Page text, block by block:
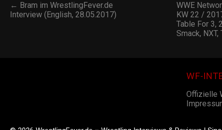
← Bram im WrestlingFever.de
Interview (English, 28.05.2017)
WWE
KW 22 /
Table For 3,
Smack,
WF-
Offizielle